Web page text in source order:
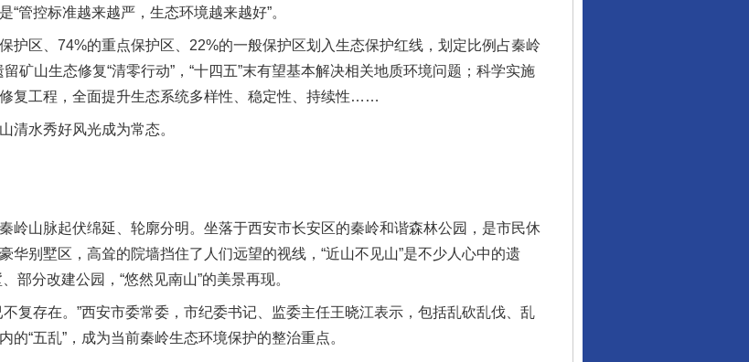
管控标准越来越严，生态环境越来越好”。
区、74%的重点保护区、22%的一般保护区划入生态保护红线，划定比例占秦岭
矿山生态修复“清零行动”，“十四五”末有望基本解决相关地质环境问题；科学实施
复工程，全面提升生态系统多样性、稳定性、持续性……
水秀好风光成为常态。
山脉起伏绵延、轮廓分明。坐落于西安市长安区的秦岭和谐森林公园，是市民休
华别墅区，高耸的院墙挡住了人们远望的视线，“近山不见山”是不少人心中的遗
部分改建公园，“悠然见南山”的美景再现。
存在。”西安市委常委，市纪委书记、监委主任王晓江表示，包括乱砍乱伐、乱
“五乱”，成为当前秦岭生态环境保护的整治重点。